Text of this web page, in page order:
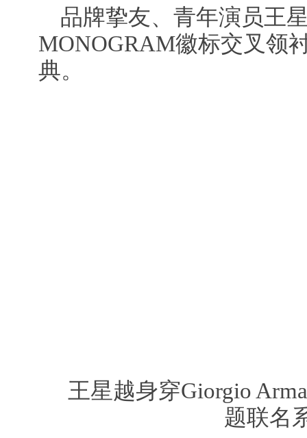
品牌挚友、青年演员王
MONOGRAM徽标交叉领
典。
王星越身穿Giorgio
题联名